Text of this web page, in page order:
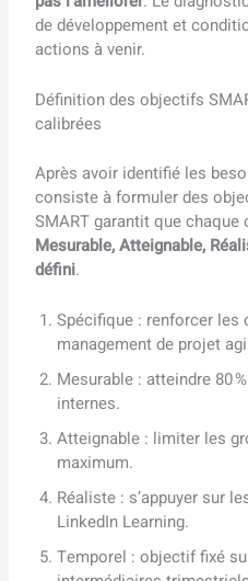
de développement et
actions à venir.
Définition des objectifs
calibrées
Après avoir identifié les
consiste à formuler des
SMART garantit que
Mesurable, Atteignable,
défini.
Spécifique : renforcer les
management de projet
Mesurable : atteindre 80
internes.
Atteignable : limiter les
maximum.
Réaliste : s’appuyer sur
LinkedIn Learning.
Temporel : objectif fixé